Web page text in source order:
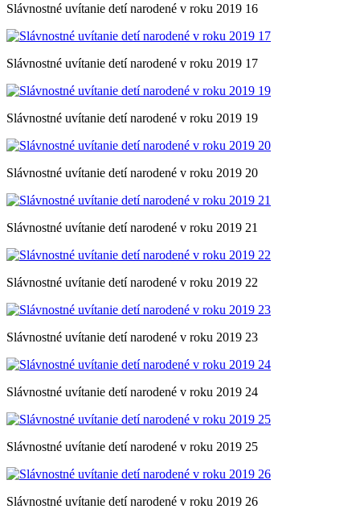
Slávnostné uvítanie detí narodené v roku 2019 16
Slávnostné uvítanie detí narodené v roku 2019 17
Slávnostné uvítanie detí narodené v roku 2019 19
Slávnostné uvítanie detí narodené v roku 2019 20
Slávnostné uvítanie detí narodené v roku 2019 21
Slávnostné uvítanie detí narodené v roku 2019 22
Slávnostné uvítanie detí narodené v roku 2019 23
Slávnostné uvítanie detí narodené v roku 2019 24
Slávnostné uvítanie detí narodené v roku 2019 25
Slávnostné uvítanie detí narodené v roku 2019 26